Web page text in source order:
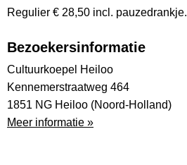
Regulier € 28,50 incl. pauzedrankje.
Bezoekersinformatie
Cultuurkoepel Heiloo
Kennemerstraatweg 464
1851 NG Heiloo (Noord-Holland)
Meer informatie »